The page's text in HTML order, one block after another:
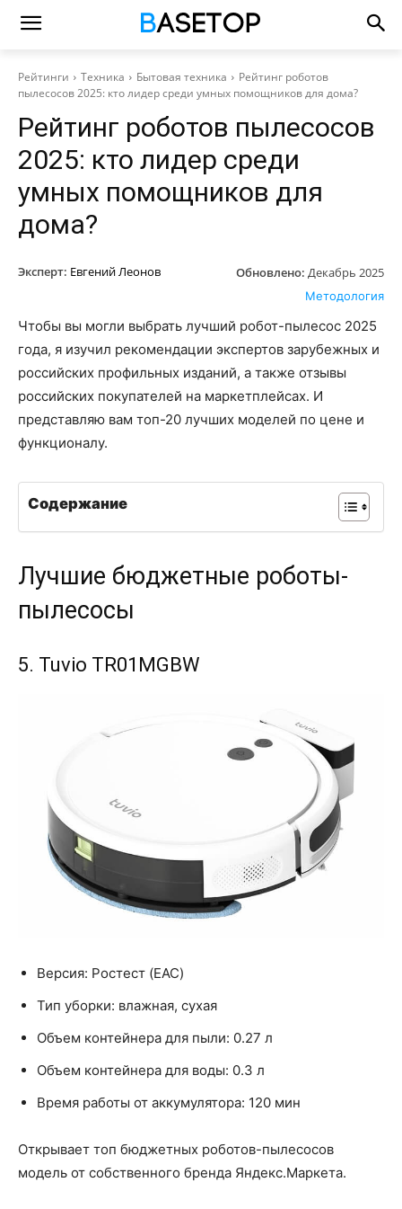
Рейтинги Техника Бытовая техника
Рейтинг роботов
пылесосов 2025: кто лидер среди умных помощников для дома?
Рейтинг роботов пылесосов
2025: кто лидер среди
умных помощников для
дома?
Эксперт: Евгений Леонов Обновлено: Декабрь 2025
Методология
Чтобы вы могли выбрать лучший робот-пылесос 2025
года, я изучил рекомендации экспертов зарубежных и
российских профильных изданий, а также отзывы
российских покупателей на маркетплейсах. И
представляю вам топ-20 лучших моделей по цене и
функционалу.
Содержание
Лучшие бюджетные роботы-
пылесосы
5. Tuvio TR01MGBW
Версия: Ростест (EAC)
Тип уборки: влажная, сухая
Объем контейнера для пыли: 0.27 л
Объем контейнера для воды: 0.3 л
Время работы от аккумулятора: 120 мин
Открывает топ бюджетных роботов-пылесосов
модель от собственного бренда Яндекс.Маркета.